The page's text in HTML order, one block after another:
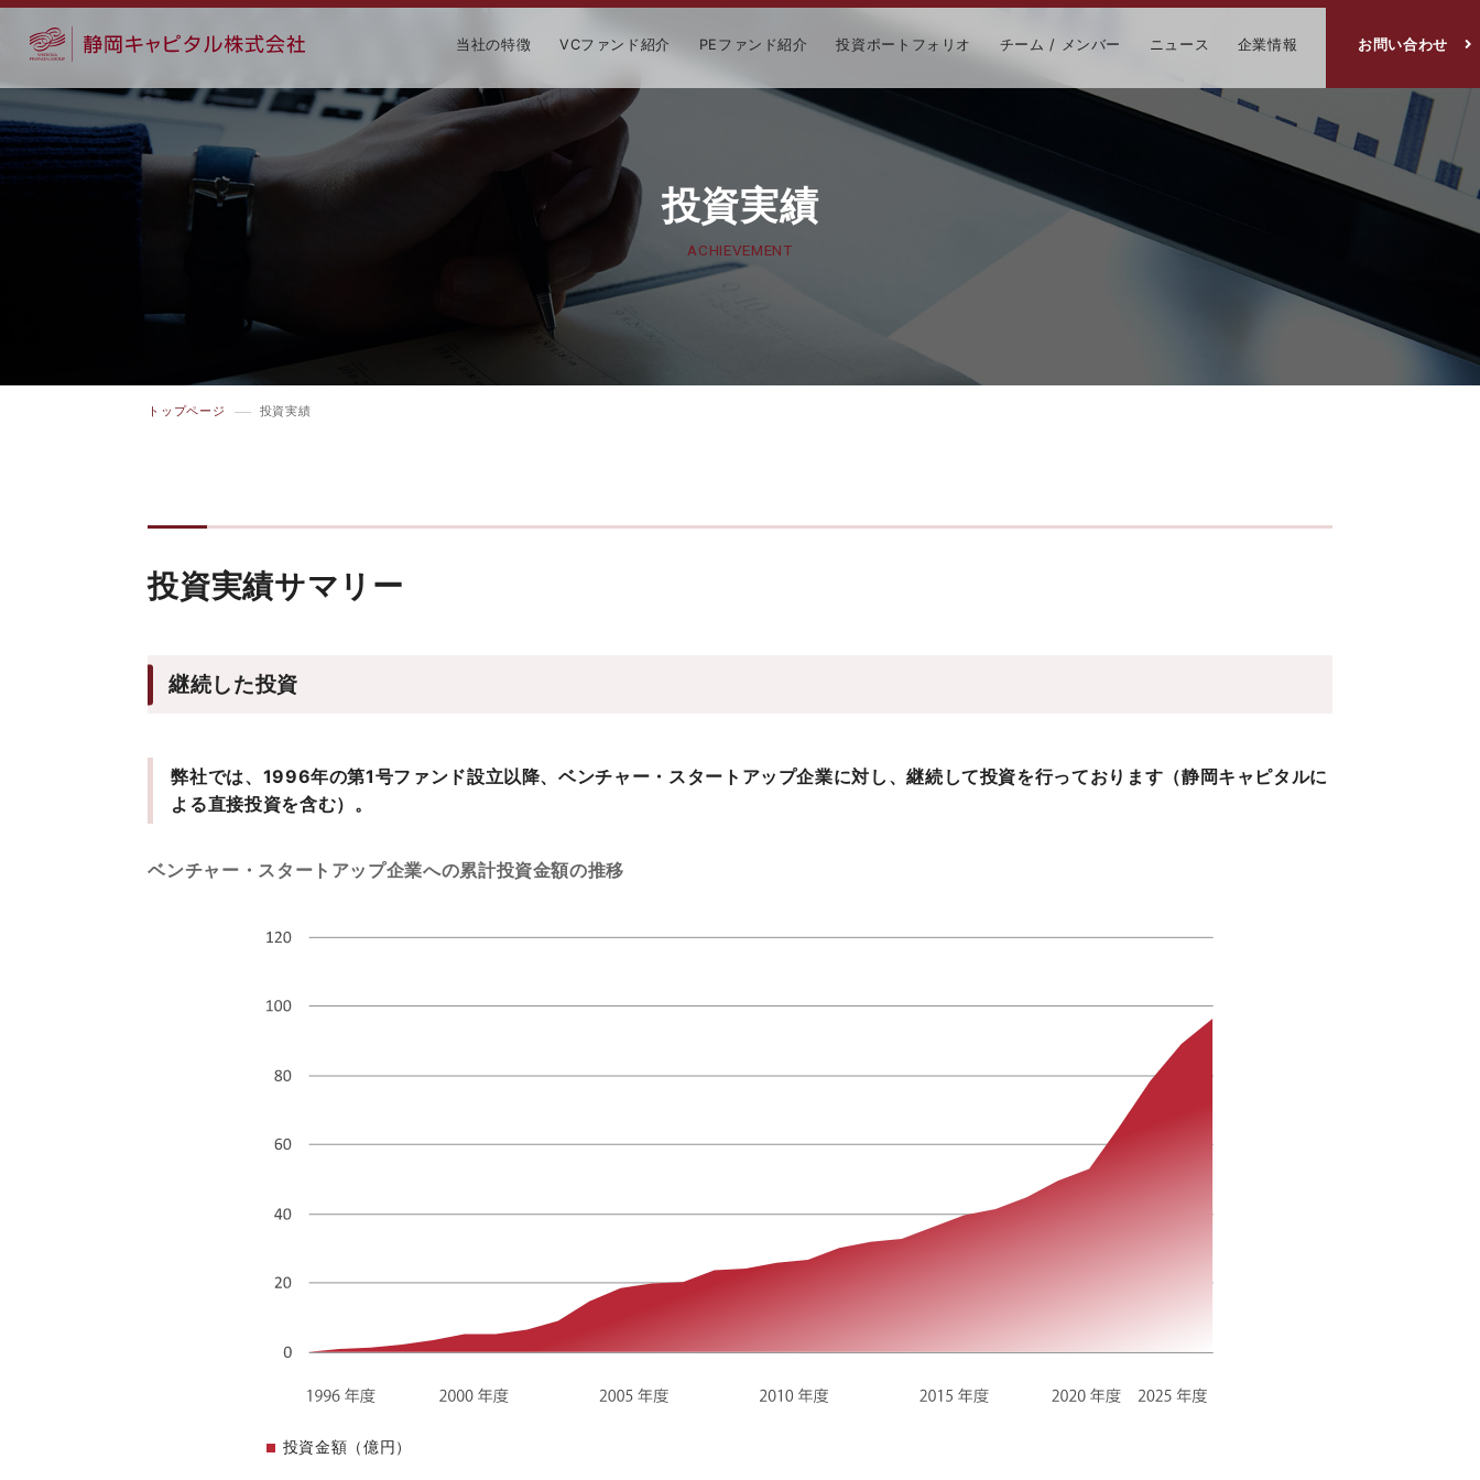
当社の特徴 VCファンド紹介 PEファンド紹介 投資ポートフォリオ チーム / メンバー ニュース 企業情報 お問い合わせ
投資実績
ACHIEVEMENT
トップページ 投資実績
投資実績サマリー
継続した投資
弊社では、1996年の第1号ファンド設立以降、ベンチャー・スタートアップ企業に対し、継続して投資を行っております（静岡キャピタルに
よる直接投資を含む）。
ベンチャー・スタートアップ企業への累計投資金額の推移
投資金額（億円）